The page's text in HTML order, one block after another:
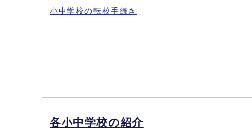
小中学校の転校手続き
各小中学校の紹介